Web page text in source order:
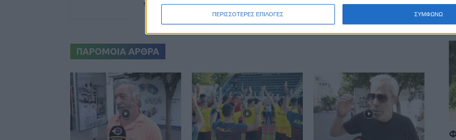
ΠΕΡΙΣΣΟΤΕΡΕΣ ΕΠΙΛΟΓΕΣ ΣΥΜΦΩΝΩ
ΠΑΡΟΜΟΙΑ ΑΡΘΡΑ